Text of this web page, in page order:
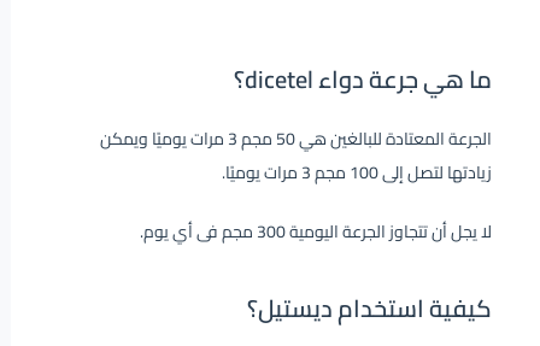
ما هي جرعة دواء dicetel؟
الجرعة المعتادة للبالغين هي 50 مجم 3 مرات يوميًا ويمكن
زيادتها لتصل إلى 100 مجم 3 مرات يوميًا.
لا يجل أن تتجاوز الجرعة اليومية 300 مجم فى أي يوم.
كيفية استخدام ديستيل؟